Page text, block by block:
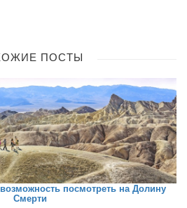
ПОСТЫ
посмотреть на Долину
Смерти